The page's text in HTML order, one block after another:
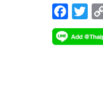
F
ac
e
T
wi
tt